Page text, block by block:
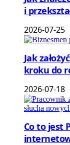
i
2026-07-25
Jak
kroku do
2026-07-18
Co to jest